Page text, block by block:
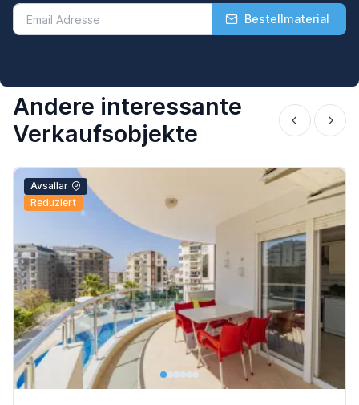
Bestellmaterial
Andere interessante
Verkaufsobjekte
Avsallar
Reduziert